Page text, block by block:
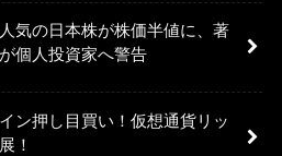
気の日本株が株価半値に、著
個人投資家へ警告
ン押し目買い！仮想通貨リッ
！